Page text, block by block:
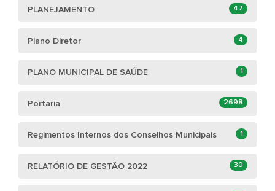
PLANEJAMENTO 47
Plano Diretor 4
PLANO MUNICIPAL DE SAÚDE 1
Portaria 2698
Regimentos Internos dos Conselhos Municipais 1
RELATÓRIO DE GESTÃO 2022 30